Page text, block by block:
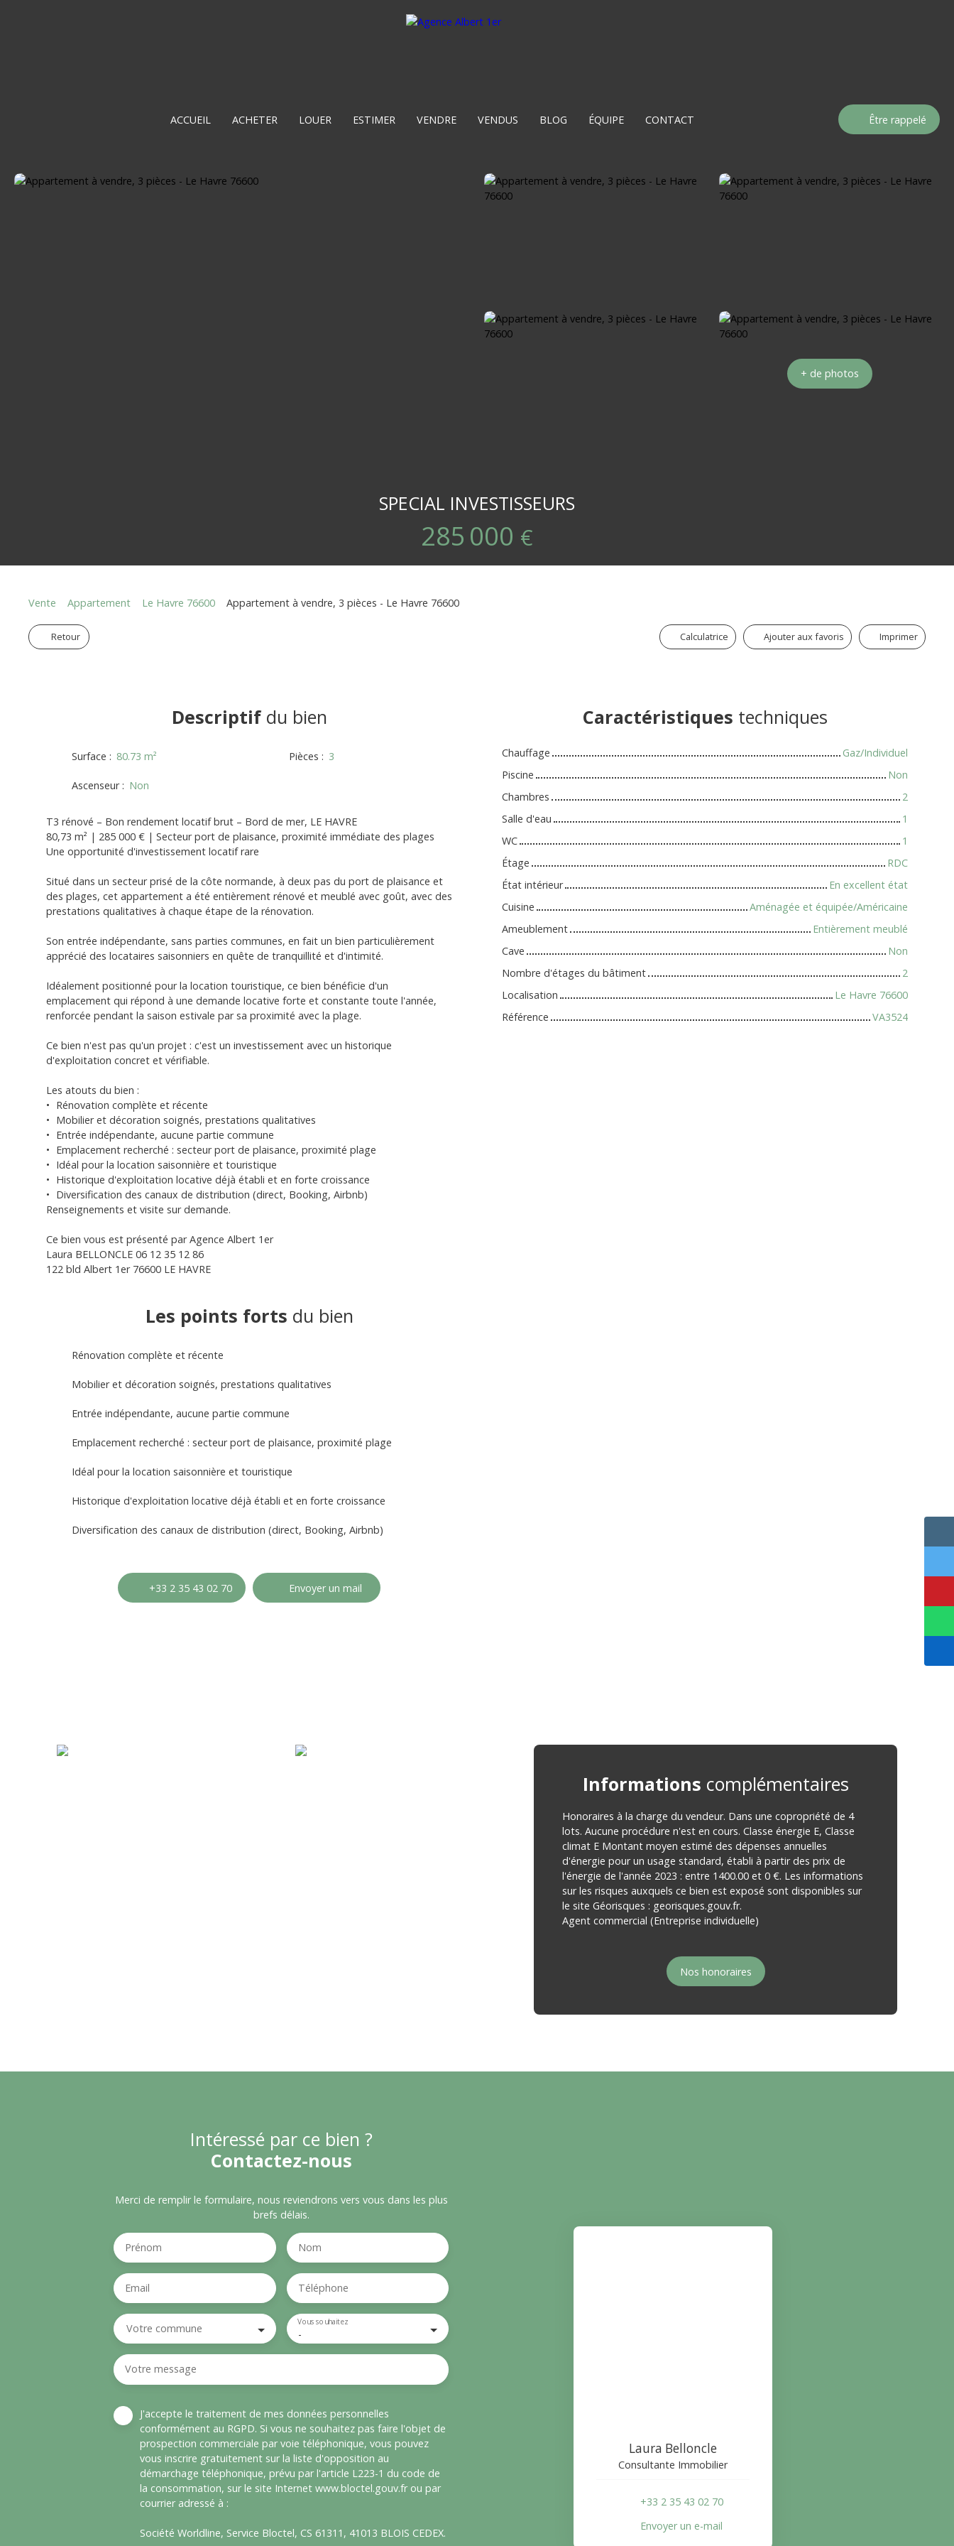
ACCUEIL ACHETER LOUER ESTIMER VENDRE VENDUS BLOG ÉQUIPE CONTACT Être rappelé
+ de photos
SPECIAL INVESTISSEURS
285 000 €
Vente Appartement Le Havre 76600 Appartement à vendre, 3 pièces - Le Havre 76600
Retour Calculatrice Ajouter aux favoris Imprimer
Descriptifdu bien
Surface : 80.73 m² Pièces : 3
Ascenseur: Non
T3 rénové – Bon rendement locatif brut – Bord de mer, LE HAVRE
80,73 m² | 285 000 € | Secteur port de plaisance, proximité immédiate des plages
Une opportunité d'investissement locatif rare
Situé dans un secteur prisé de la côte normande, à deux pas du port de plaisance et
des plages, cet appartement a été entièrement rénové et meublé avec goût, avec des
prestations qualitatives à chaque étape de la rénovation.
Son entrée indépendante, sans parties communes, en fait un bien particulièrement
apprécié des locataires saisonniers en quête de tranquillité et d'intimité.
Idéalement positionné pour la location touristique, ce bien bénéficie d'un
emplacement qui répond à une demande locative forte et constante toute l'année,
renforcée pendant la saison estivale par sa proximité avec la plage.
Ce bien n'est pas qu'un projet : c'est un investissement avec un historique
d'exploitation concret et vérifiable.
Les atouts du bien :
Rénovation complète et récente
Mobilier et décoration soignés, prestations qualitatives
Entrée indépendante, aucune partie commune
Emplacement recherché : secteur port de plaisance, proximité plage
Idéal pour la location saisonnière et touristique
Historique d'exploitation locative déjà établi et en forte croissance
Diversification des canaux de distribution (direct, Booking, Airbnb)
Renseignements et visite sur demande.
Ce bien vous est présenté par Agence Albert 1er
Laura BELLONCLE 06 12 35 12 86
122 bld Albert 1er 76600 LE HAVRE
Les points forts du bien
Rénovation complète et récente
Mobilier et décoration soignés, prestations qualitatives
Entrée indépendante, aucune partie commune
Emplacement recherché : secteur port de plaisance, proximité plage
Idéal pour la location saisonnière et touristique
Historique d'exploitation locative déjà établi et en forte croissance
Diversification des canaux de distribution (direct, Booking, Airbnb)
+33 2 35 43 02 70 Envoyer un mail
Caractéristiques techniques
Chauffage
Gaz/Individuel
Piscine
Non
Chambres
2
Salle d'eau
1
WC
1
Étage
RDC
État intérieur
En excellent état
Cuisine
Aménagée et équipée/Américaine
Ameublement
Entièrement meublé
Cave
Non
Nombre d'étages du bâtiment
2
Localisation
Le Havre 76600
Référence
VA3524
Informations complémentaires
Honoraires à la charge du vendeur. Dans une copropriété de 4
lots. Aucune procédure n'est en cours. Classe énergie E, Classe
climat E Montant moyen estimé des dépenses annuelles
d'énergie pour un usage standard, établi à partir des prix de
l'énergie de l'année 2023 : entre 1400.00 et 0 €. Les informations
sur les risques auxquels ce bien est exposé sont disponibles sur
le site Géorisques : georisques.gouv.fr.
Agent commercial (Entreprise individuelle)
Nos honoraires
Intéressé par ce bien ?
Contactez-nous
Merci de remplir le formulaire, nous reviendrons vers vous dans les plus
brefs délais.
Prénom Nom
Email Téléphone
Votre commune -
Vous souhaitez
Votre message
J'accepte le traitement de mes données personnelles
conformément au RGPD. Si vous ne souhaitez pas faire l'objet de
prospection commerciale par voie téléphonique, vous pouvez
vous inscrire gratuitement sur la liste d'opposition au
démarchage téléphonique, prévu par l'article L223-1 du code de
la consommation, sur le site Internet www.bloctel.gouv.fr ou par
courrier adressé à :
Société Worldline, Service Bloctel, CS 61311, 41013 BLOIS CEDEX.
Laura Belloncle
Consultante Immobilier
+33 2 35 43 02 70
Envoyer un e-mail